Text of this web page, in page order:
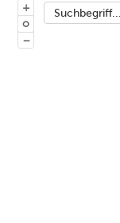
Suchbegriff...
+
o
−